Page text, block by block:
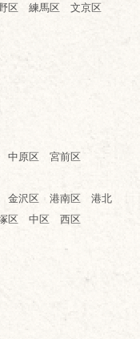
区 練馬区 文京区
原区 宮前区
沢区 港南区 港北
区 中区 西区